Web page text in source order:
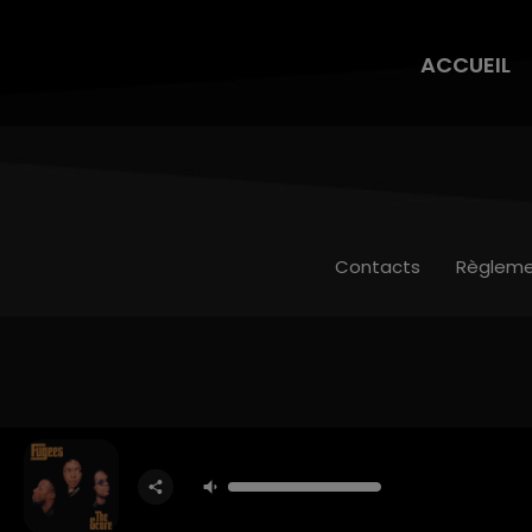
ACCUEIL
Contacts